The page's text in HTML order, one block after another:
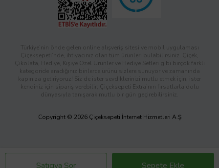
Satıcıya Sor Sepete Ekle
Türkiye’nin önde gelen online alışveriş sitesi ve mobil uygulaması
Çiçeksepeti’nde, ihtiyacınız olan tüm ürünleri bulabilirsiniz. Çiçek,
Çikolata, Hediye, Kişiye Özel Ürünler ve Hediye Setleri gibi birçok farklı
kategoride aradığınız binlerce ürünü sizlere sunuyor ve zamanında
kapınıza getiriyoruz! Siz de ister sevdiklerinizi mutlu etmek için, ister
kendiniz için sipariş verebilir; Çiçeksepeti Extra’nın fırsatlarla dolu
dünyasıyla tanışarak mutlu bir gün geçirebilirsiniz.
Copyright © 2026 Çiçeksepeti İnternet Hizmetleri A.Ş